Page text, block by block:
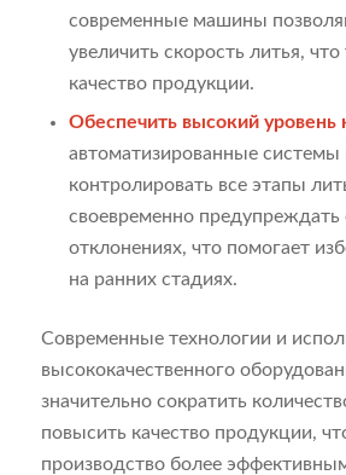
современные машины
увеличить скорость литья,
качество продукции.
Обеспечить высокий уровень
автоматизированные системы
контролировать все этапы
своевременно
отклонениях, что помогает
на ранних стадиях.
Современные технологии и
высококачественного
значительно сократить
повысить качество продукции,
производство более